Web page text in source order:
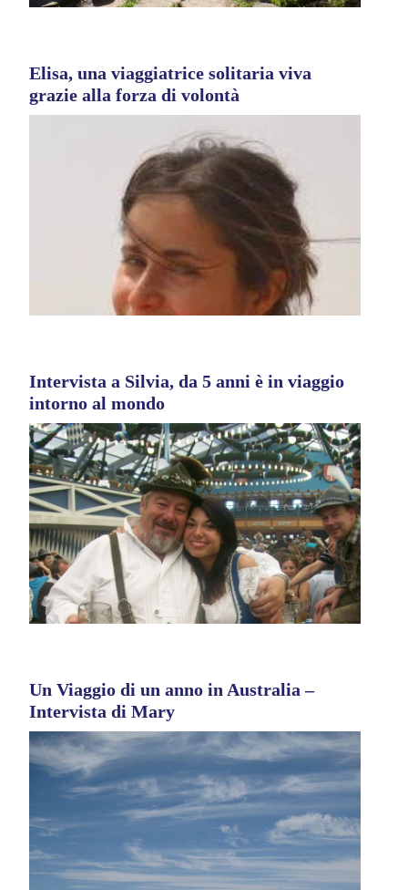
Elisa, una viaggiatrice solitaria viva
grazie alla forza di volontà
Intervista a Silvia, da 5 anni è in viaggio
intorno al mondo
Un Viaggio di un anno in Australia –
Intervista di Mary